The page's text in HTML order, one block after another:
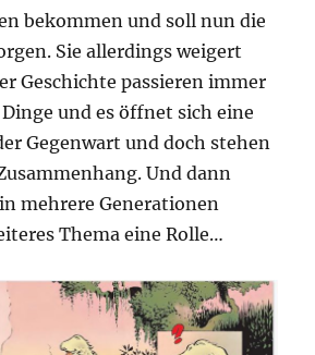
bekommen und soll nun die
Sie allerdings weigert
Geschichte passieren immer
und es öffnet sich eine
Gegenwart und doch stehen
Und dann
mehrere Generationen
Thema eine Rolle…